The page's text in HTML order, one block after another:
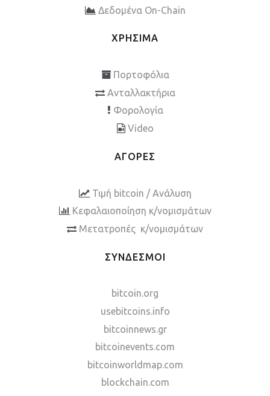
Δεδομένα On-Chain
ΧΡΗΣΙΜΑ
Πορτοφόλια
Ανταλλακτήρια
Φορολογία
Video
ΑΓΟΡΕΣ
Τιμή bitcoin / Ανάλυση
Κεφαλαιοποίηση κ/νομισμάτων
Μετατροπές κ/νομισμάτων
ΣΥΝΔΕΣΜΟΙ
bitcoin.org
usebitcoins.info
bitcoinnews.gr
bitcoinevents.com
bitcoinworldmap.com
blockchain.com